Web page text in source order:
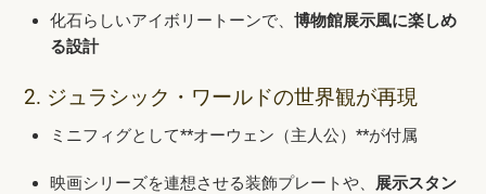
化石らしいアイボリートーンで、博物館展示風に楽しめ
る設計
2. ジュラシック・ワールドの世界観が再現
ミニフィグとして**オーウェン（主人公）**が付属
映画シリーズを連想させる装飾プレートや、 展示スタン